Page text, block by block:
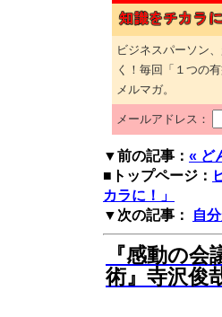
ビジネスパーソン
く！毎回「１つの
メルマガ。
メールアドレス：
▼前の記事： « ど
■トップページ：
カラに！」
▼次の記事：
自
『感動の
術』寺沢俊